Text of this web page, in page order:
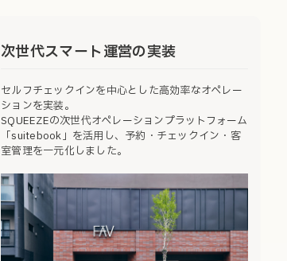
次世代スマート運営の実装
セルフチェックインを中心とした高効率なオペレー
ションを実装。
SQUEEZEの次世代オペレーションプラットフォーム
「suitebook」を活用し、予約・チェックイン・客
室管理を一元化しました。